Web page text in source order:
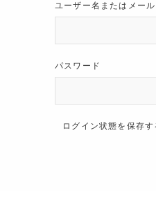
ユーザー名またはメー
パスワード
ログイン状態を保存す